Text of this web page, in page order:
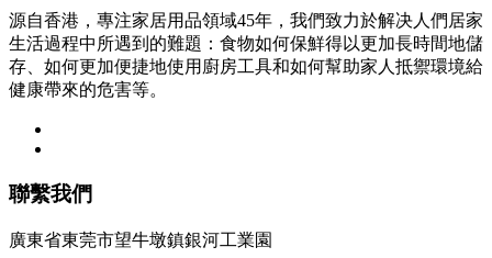
源自香港，專注家居用品領域45年，我們致力於解决人們居家
生活過程中所遇到的難題：食物如何保鮮得以更加長時間地儲
存、如何更加便捷地使用廚房工具和如何幫助家人抵禦環境給
健康帶來的危害等。
聯繫我們
廣東省東莞市望牛墩鎮銀河工業園